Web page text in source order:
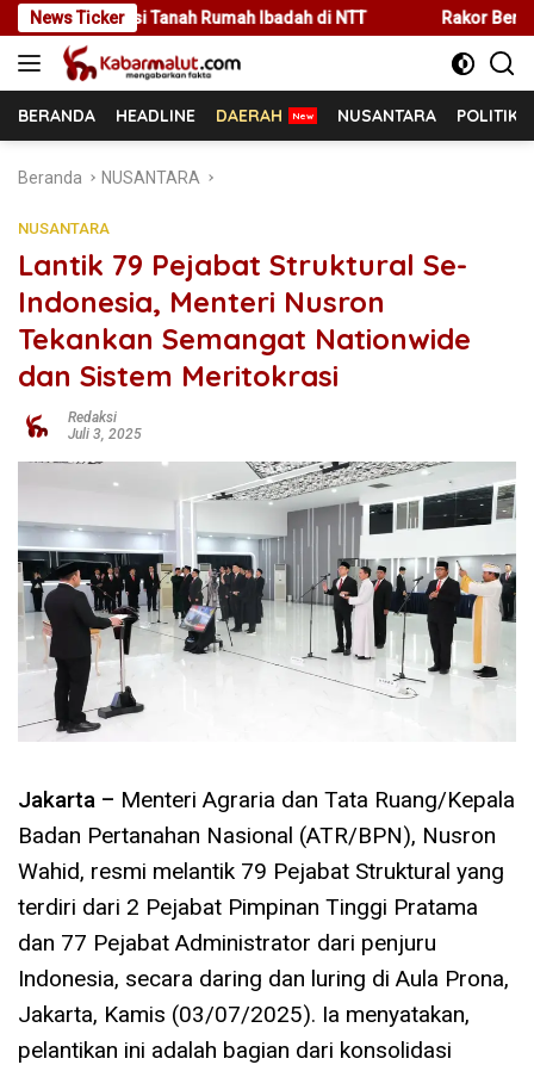
Langsung
ke
konten
News Ticker
Rumah Ibadah di NTT Rakor Bersama Pemda Se-NTT,
BERANDA HEADLINE DAERAH NUSANTARA POLITIK
Beranda NUSANTARA
NUSANTARA
Lantik 79 Pejabat Struktural Se-
Indonesia, Menteri Nusron
Tekankan Semangat Nationwide
dan Sistem Meritokrasi
Redaksi
Juli 3, 2025
Jakarta – Menteri Agraria dan Tata Ruang/Kepala
Badan Pertanahan Nasional (ATR/BPN), Nusron
Wahid, resmi melantik 79 Pejabat Struktural yang
terdiri dari 2 Pejabat Pimpinan Tinggi Pratama
dan 77 Pejabat Administrator dari penjuru
Indonesia, secara daring dan luring di Aula Prona,
Jakarta, Kamis (03/07/2025). Ia menyatakan,
pelantikan ini adalah bagian dari konsolidasi